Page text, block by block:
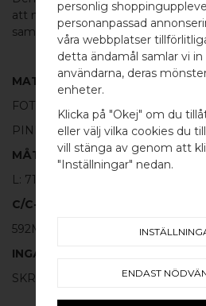
BB SWEDEN
Välj land / Choose
att matcha med de andra
samma serie.
MATERIAL
FOT:
100% POLERAT ROSTFRITT
PINNE: 100% POLERAD
MÅTT
L: 712MM H: 40MM TJ: 12MM
C/C-MÅTT
592MM
INGÅR
SKRUV FÖR LUCKA: M4 X 25MM -
personlig
personanpassad
våra webbplatser
detta ändamål samlar vi
användarna, deras
enheter.
Klicka på "Okej" om du
eller välj vilka cookies du
vill stänga av genom att
"Inställningar" nedan.
ENDAST